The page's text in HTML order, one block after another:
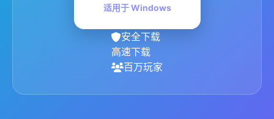
适用于 Windows
安全下载
高速下载
百万玩家